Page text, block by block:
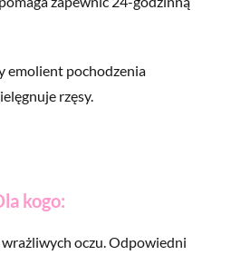
emolient pochodzenia
rzęsy.
kogo:
oczu. Odpowiedni